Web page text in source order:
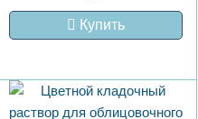
Купить